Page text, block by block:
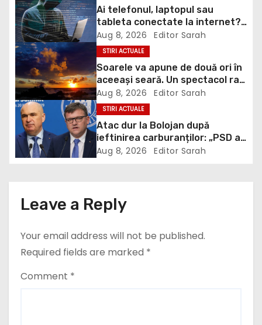
v
i
g
a
t
i
o
Ai telefonul, laptopul sau
tableta conectate la internet?
DNSC avertizează asupra unui
risc pe care mulți utilizatori îl
ignoră
Aug 8, 2026 Editor Sarah
STIRI ACTUALE
Soarele va apune de două ori în
aceeași seară. Un spectacol rar
va întrerupe liniștea unui sat
din Europa
Aug 8, 2026 Editor Sarah
STIRI ACTUALE
Atac dur la Bolojan după
ieftinirea carburanților: „PSD a
scris legea. Dumneavoastră ați
Aug 8, 2026 Editor Sarah
Leave a Reply
Your email address will not be published.
Required fields are marked *
Comment *